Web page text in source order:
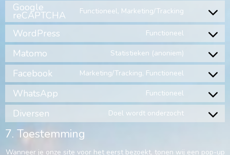
Google
reCAPTCHA Functioneel, Marketing/Tracking
WordPress Functioneel
Matomo Statistieken (anoniem)
Facebook Marketing/Tracking, Functioneel
WhatsApp Functioneel
Diversen Doel wordt onderzocht
7. Toestemming
Wanneer je onze site voor het eerst bezoekt, tonen wij een pop-up